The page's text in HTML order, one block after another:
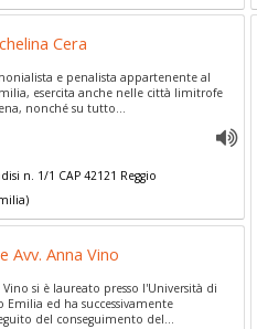
Cera
e penalista appartenente al
esercita anche nelle città limitrofe
nonché su tutto...
n. 1/1 CAP 42121 Reggio
Avv. Anna Vino
Vino si è laureato presso l'Università di
Emilia ed ha successivamente
del conseguimento del...